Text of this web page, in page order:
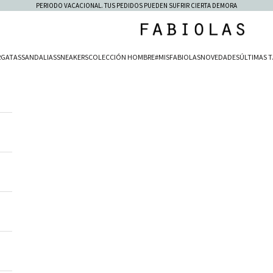
PERIODO VACACIONAL. TUS PEDIDOS PUEDEN SUFRIR CIERTA DEMORA
Fabiolas
SANDALIASSNEAKERSCOLECCIÓN HOMBRE#MISFABIOLASNOVEDADESÚLTIMAS